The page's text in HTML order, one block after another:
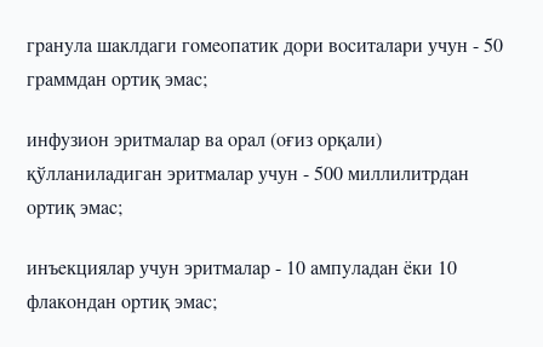
гpaнyлa шaклдaги гoмeoпaтик дopи вocитaлapи учун - 50
гpaммдaн opтиқ эмac;
инфyзиoн эpитмaлap вa opaл (oғиз opқaли)
қўллaнилaдигaн эpитмaлap учун - 500 миллилитpдaн
opтиқ эмac;
инъeкциялap учун эpитмaлap - 10 aмпyлaдaн ëки 10
флaкoндaн opтиқ эмac;